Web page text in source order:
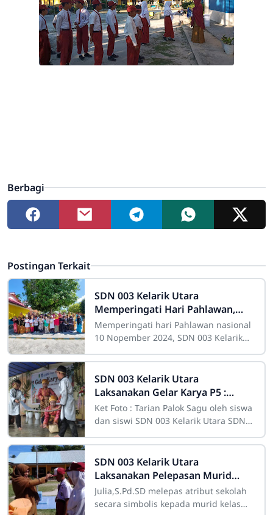
Berbagi
Postingan Terkait
SDN 003 Kelarik Utara
Memperingati Hari Pahlawan,
Menampilkan Fashion Show
Pakaian Adat dan Berpakaian Ala
Memperingati hari Pahlawan nasional
10 Nopember 2024, SDN 003 Kelarik
pakaian adat dan berpakaian ala
pahlawan
SDN 003 Kelarik Utara
Laksanakan Gelar Karya P5 :
Menampilkan Tarian Palok Sagu
Hingga Makanan Khas Lokal Dari
Ket Foto : Tarian Palok Sagu oleh siswa
dan siswi SDN 003 Kelarik Utara SDN
SDN 003 Kelarik Utara
Laksanakan Pelepasan Murid
Kelas 6 Secara Sederhana
Julia,S.Pd.SD melepas atribut sekolah
secara simbolis kepada murid kelas